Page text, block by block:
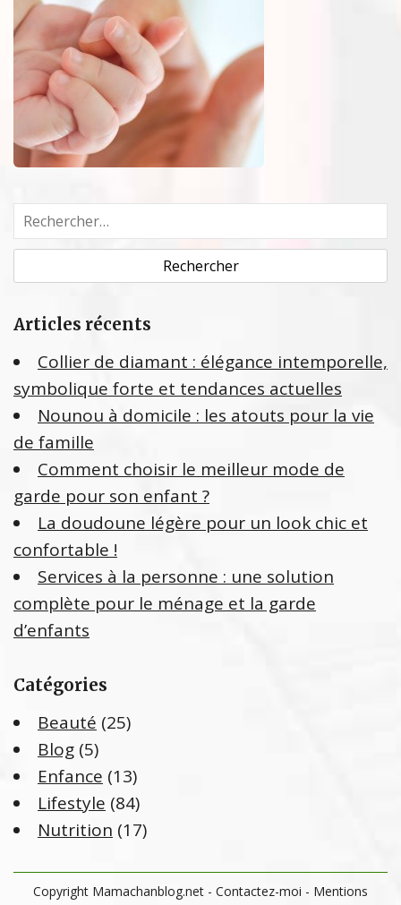
e
c
h
r
h
e
r
Articles récents
Collier de diamant : élégance intemporelle,
symbolique forte et tendances actuelles
Nounou à domicile : les atouts pour la vie
de famille
Comment choisir le meilleur mode de
garde pour son enfant ?
La doudoune légère pour un look chic et
confortable !
Services à la personne : une solution
complète pour le ménage et la garde
d’enfants
Catégories
Beauté (25)
Blog (5)
Enfance (13)
Lifestyle (84)
Nutrition (17)
Copyright Mamachanblog.net - Contactez-moi - Mentions